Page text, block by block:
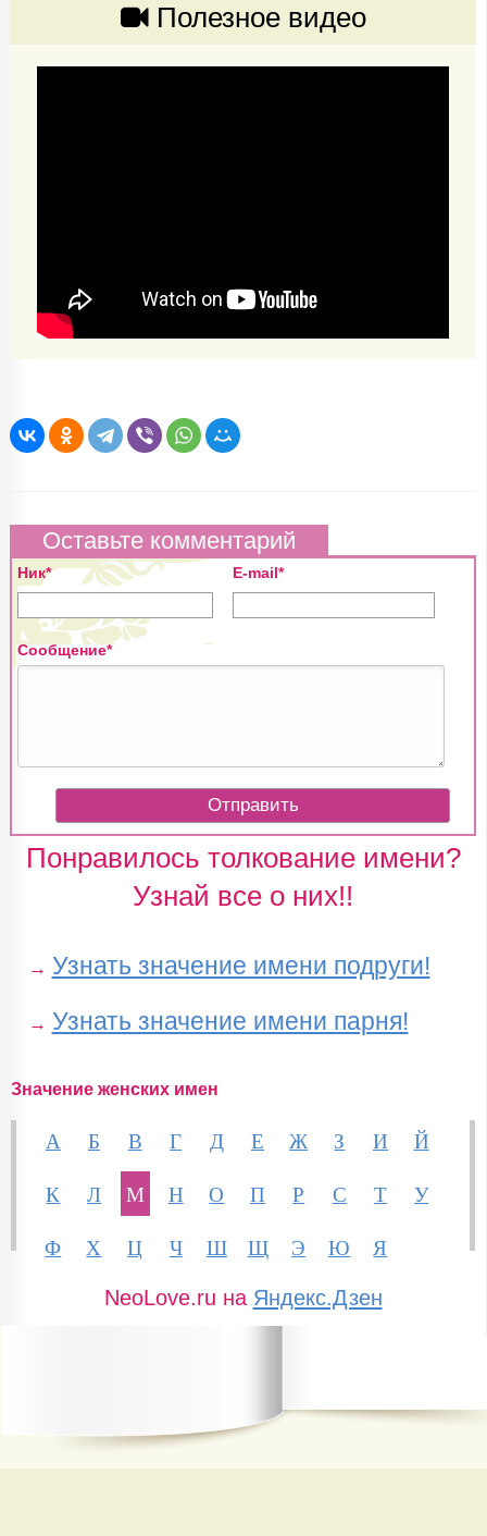
Полезное видео
Оставьте комментарий
Ник* E-mail*
Сообщение*
Понравилось толкование имени?
Узнай все о них!!
→ Узнать значение имени подруги!
→ Узнать значение имени парня!
Значение женских имен
А Б В Г Д Е Ж З И
Й
К
Л М Н О П Р С Т
У
Ф
Х Ц Ч Ш Щ Э Ю Я
NeoLove.ru на Яндекс.Дзен